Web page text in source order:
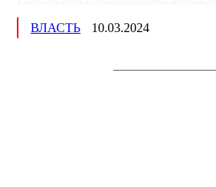
ВЛАСТЬ 10.03.2024